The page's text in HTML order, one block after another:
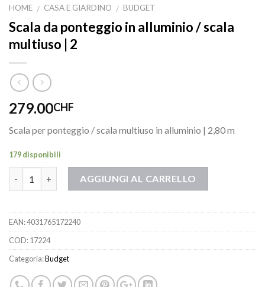
HOME / CASA E GIARDINO / BUDGET
Scala da ponteggio in alluminio / scala
multiuso | 2
279.00CHF
Scala per ponteggio / scala multiuso in alluminio | 2,80 m
179 disponibili
AGGIUNGI AL CARRELLO
EAN:4031765172240
COD:17224
Categoria:Budget